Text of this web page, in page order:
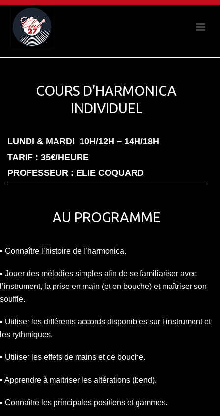
COURS D’HARMONICA
INDIVIDUEL
LUNDI & MARDI 10H/12H – 14H/18H
TARIF : 35€/HEURE
PROFESSEUR : ELIE COQUARD
AU PROGRAMME
▪︎ Connaître l’histoire de l’harmonica.
▪︎ Jouer des mélodies simples afin de se familiariser avec
l’instrument, la prise en main (et en bouche) et maîtriser son
souffle.
▪︎ Utiliser les différents accords disponibles sur l’instrument et
les rythmiques.
▪︎ Utiliser les effets de mains et de bouche.
▪︎ Apprendre à maitriser les altérations (bend).
▪︎ Connaître les principales positions et gammes.